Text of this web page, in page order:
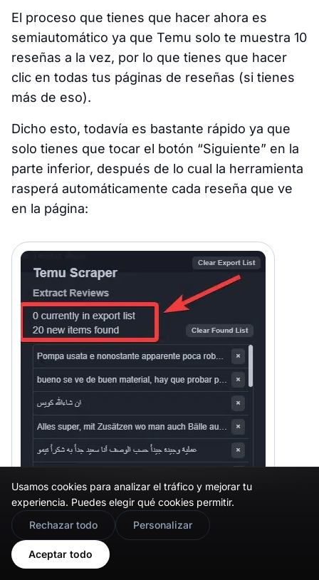
El proceso que tienes que hacer ahora es
semiautomático ya que Temu solo te muestra 10
reseñas a la vez, por lo que tienes que hacer
clic en todas tus páginas de reseñas (si tienes
más de eso).
Dicho esto, todavía es bastante rápido ya que
solo tienes que tocar el botón “Siguiente” en la
parte inferior, después de lo cual la herramienta
rasperá automáticamente cada reseña que ve
en la página:
Usamos cookies para analizar el tráfico y mejorar tu
experiencia. Puedes elegir qué cookies permitir.
Rechazar todo
Personalizar
Aceptar todo
🇬🇧 Would you prefer this site in English?
View in English